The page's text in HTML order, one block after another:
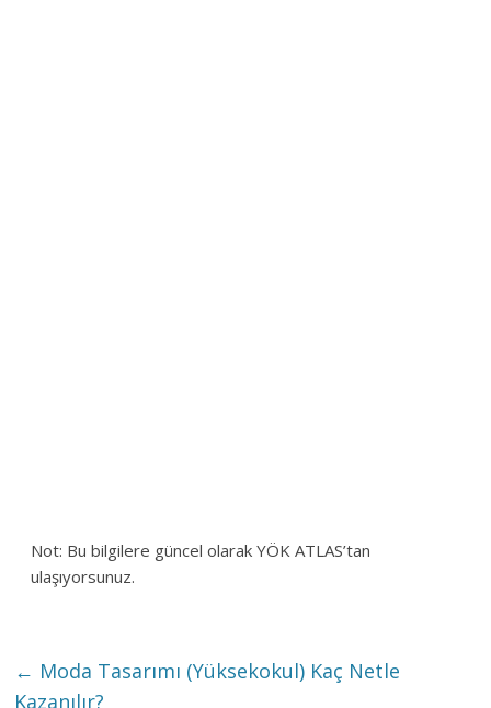
Not: Bu bilgilere güncel olarak YÖK ATLAS’tan
ulaşıyorsunuz.
← Moda Tasarımı (Yüksekokul) Kaç Netle
Kazanılır?